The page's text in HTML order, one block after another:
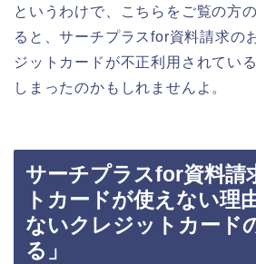
というわけで、こちらをご覧の方
ると、サーチプラスfor資料請求の
ジットカードが不正利用されてい
しまったのかもしれませんよ。
サーチプラスfor資料請
トカードが使えない理
ないクレジットカード
る」